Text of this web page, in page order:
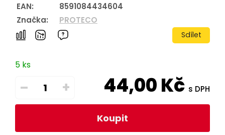
EAN:
8591084434604
Značka:
PROTECO
Sdílet
5 ks
– + 44,00Kč s DPH
Koupit